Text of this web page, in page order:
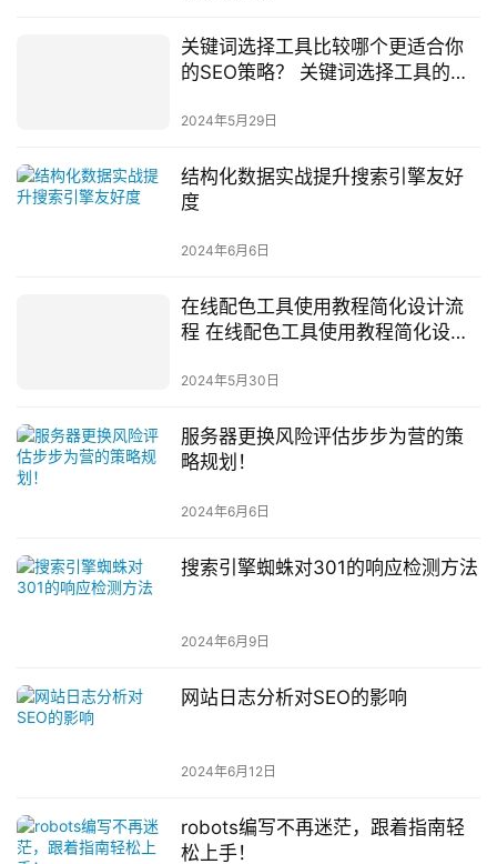
关键词选择工具比较哪个更适合你
的SEO策略？ 关键词选择工具的比
2024年5月29日
结构化数据实战提升搜索引擎友好
度
2024年6月6日
在线配色工具使用教程简化设计流
程 在线配色工具使用教程简化设计
2024年5月30日
服务器更换风险评估步步为营的策
略规划！
2024年6月6日
搜索引擎蜘蛛对301的响应检测方法
2024年6月9日
网站日志分析对SEO的影响
2024年6月12日
robots编写不再迷茫，跟着指南轻
松上手！